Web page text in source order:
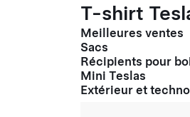
T-shirt
Meilleures ventes
Sacs
Récipients pour
Mini Teslas
Extérieur et